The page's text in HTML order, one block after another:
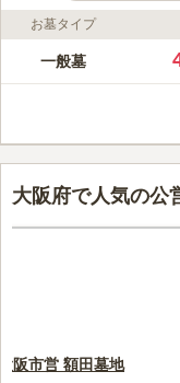
ライフドット編集部のコ
忠岡町営浜霊園
ます。 墓域内
口コミ評価
みんなの評価
花屋さんは旧の
と思います。食事は近く
お墓タイプ
一般墓
大阪府で人気の公
阪市営 額田墓地